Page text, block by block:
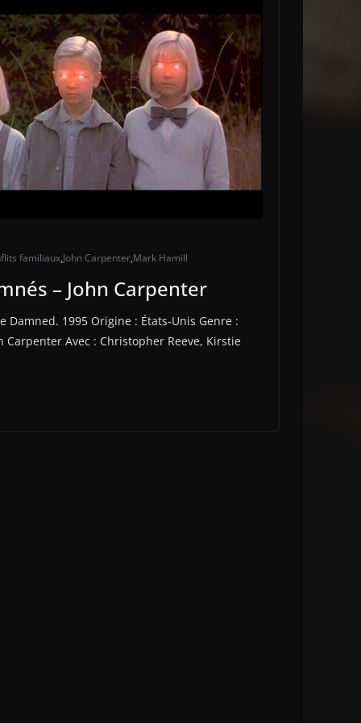
familiaux,John Carpenter,Mark Hamill
– John Carpenter
Damned. 1995 Origine : États-Unis Genre :
Carpenter Avec : Christopher Reeve, Kirstie